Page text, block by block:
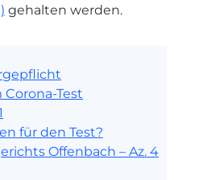
gehalten werden.
Test
für den Test?
Offenbach – Az. 4